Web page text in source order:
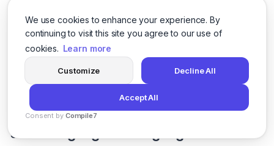
We use cookies to enhance your experience. By
continuing to visit this site you agree to our use of
cookies. Learn more
Customize Decline All
Accept All
Consent by Compile7
Vorzeitige Beendigung von
Abrechnungszeiträumen
Wenn Sie mitten im Zyklus kündigen, haben Sie für den
Rest dieses Abrechnungszeitraums weiterhin Zugriff,
erhalten jedoch keine Rückerstattung oder Gutschrift
für ungenutzte Zeit.
5.4 Kündigungsbestätigung